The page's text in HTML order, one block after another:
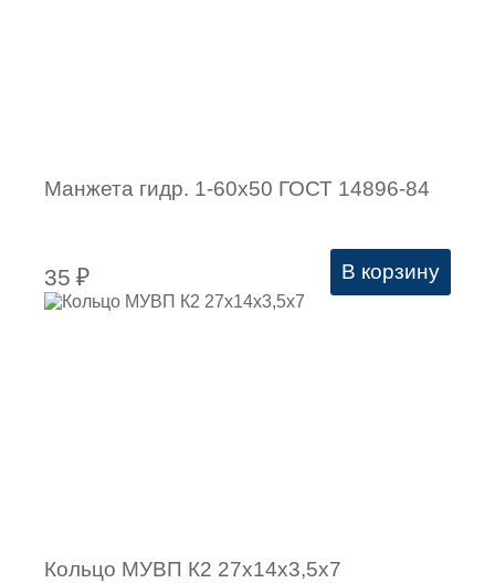
Манжета гидр. 1-60х50 ГОСТ 14896-84
35 ₽ В корзину
Кольцо МУВП К2 27х14х3,5х7